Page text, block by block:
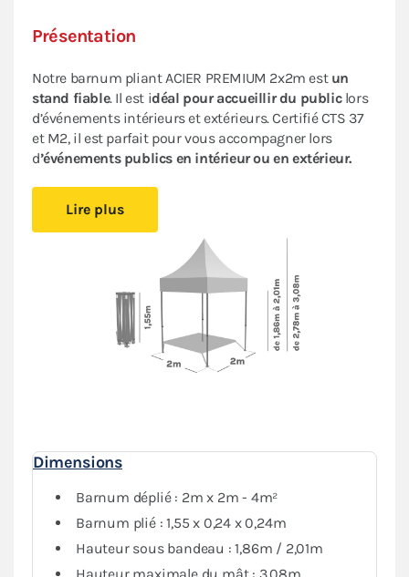
Présentation
Notre barnum pliant ACIER PREMIUM 2x2m est un
stand fiable. Il est idéal pour accueillir du publiclors
d’événements intérieurs et extérieurs. Certifié CTS 37
et M2, il est parfait pour vous accompagner lors
d’événements publics en intérieur ou en extérieur.
pourrez l’installer simplement.
permet de créer un espace couvert sans effort.
Installez-vous confortablement où vous le souhaitez,
du soleil ou de la pluie.
Sa bâche de toit en Polyester avec enduction PVC de
380gr/m² est renforcée au niveau des angles et des
complètement étanche . L’armature
hexagonale en acier dotée d’une peinture antirouille
Lire plus
Dimensions
Barnum déplié : 2m x 2m - 4m²
Barnum plié : 1,55 x 0,24 x 0,24m
Hauteur sous bandeau : 1,86m / 2,01m